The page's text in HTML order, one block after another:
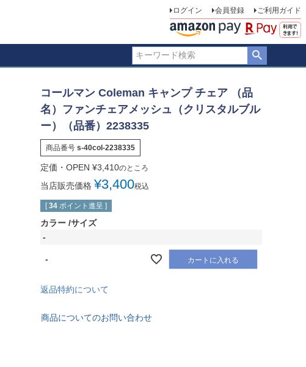
ログイン 会員登録 ご利用ガイド
コールマン Coleman キャンプ チェア （品
名）ファンチェアメッシュ（クリスタルブル
ー）（品番）2238335
商品番号 s-40col-2238335
定価・OPEN ¥3,410のところ
当店販売価格 ¥3,400税込
[ 34 ポイント進呈 ]
カラー サイズ
-
- カートに入れる
返品特約について
商品についてのお問い合わせ